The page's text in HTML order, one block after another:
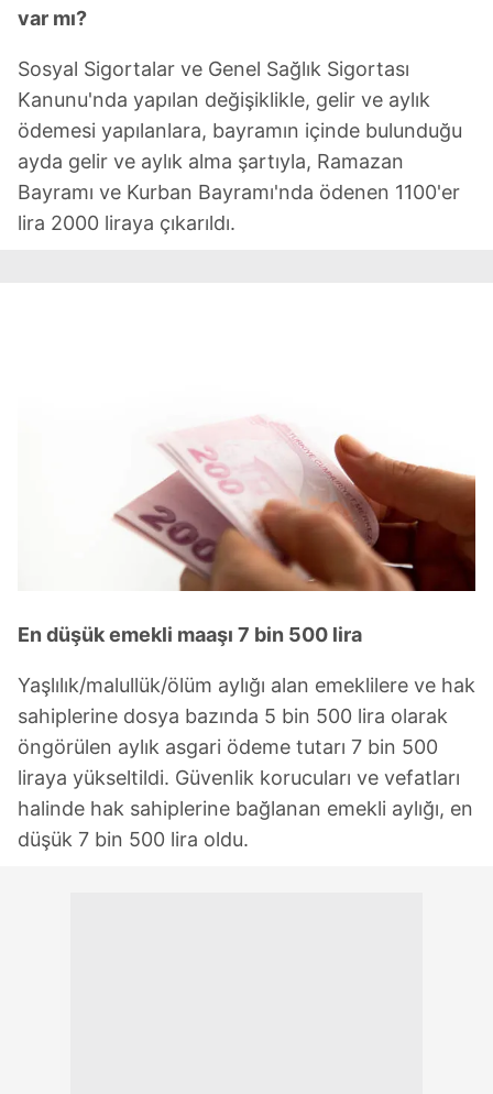
var mı?
Sosyal Sigortalar ve Genel Sağlık Sigortası
Kanunu'nda yapılan değişiklikle, gelir ve aylık
ödemesi yapılanlara, bayramın içinde bulunduğu
ayda gelir ve aylık alma şartıyla, Ramazan
Bayramı ve Kurban Bayramı'nda ödenen 1100'er
lira 2000 liraya çıkarıldı.
En düşük emekli maaşı 7 bin 500 lira
Yaşlılık/malullük/ölüm aylığı alan emeklilere ve hak
sahiplerine dosya bazında 5 bin 500 lira olarak
öngörülen aylık asgari ödeme tutarı 7 bin 500
liraya yükseltildi. Güvenlik korucuları ve vefatları
halinde hak sahiplerine bağlanan emekli aylığı, en
düşük 7 bin 500 lira oldu.